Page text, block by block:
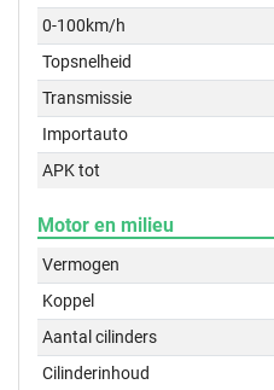
0-100km/h
Topsnelheid
Transmissie
Importauto
APK tot
Motor en milieu
Vermogen
Koppel
Aantal cilinders
Cilinderinhoud